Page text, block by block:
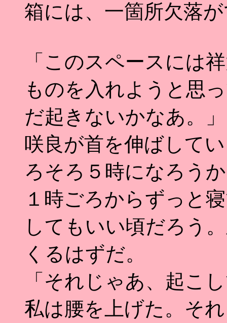
箱には、一箇所欠落
「このスペースには
ものを入れようと思
だ起きないかなあ。」
咲良が首を伸ばして
ろそろ５時になろう
１時ごろからずっと
してもいい頃だろう
くるはずだ。
「それじゃあ、起こ
私は腰を上げた。そ